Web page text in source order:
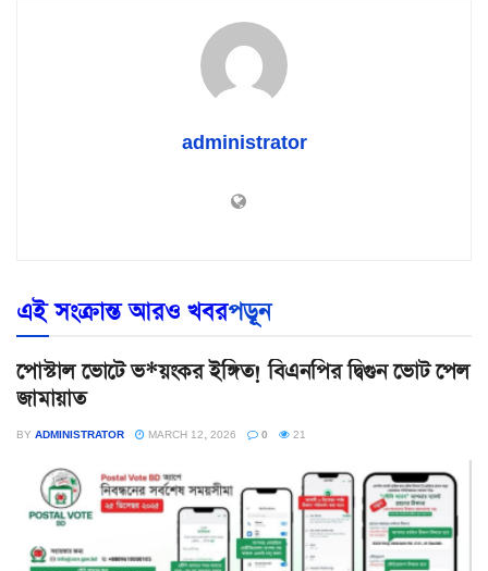
administrator
এই সংক্রান্ত আরও খবরপড়ূন
পোস্টাল ভোটে ভ*য়ংকর ইঙ্গিত! বিএনপির দ্বিগুন ভোট পেল
জামায়াত
BY ADMINISTRATOR MARCH 12, 2026 0 21